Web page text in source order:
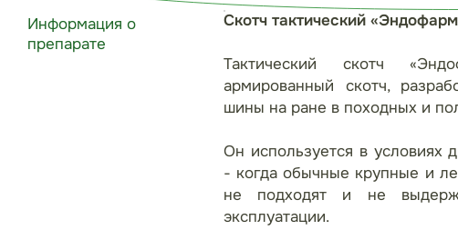
Информация о
препарате
Скотч тактический
Тактический скотч
армированный скотч,
шины на ране в походных и
Он используется в условиях
- когда обычные крупные и
не подходят и не
эксплуатации.